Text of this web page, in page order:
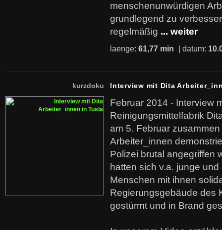
menschenunwürdigen
grundlegend zu
regelmäßig ... weiter
laenge: 61,77 min | datum:
kurzdoku Interview mit Dita
Februar 2014 - Interview
Reinigungsmittelfabrik
am 5. Februar
Arbeiter_innen
Polizei brutal angegriffen
hatten sich v.a. junge
Menschen mit ihnen
Regierungsgebäude des
gestürmt und in Brand